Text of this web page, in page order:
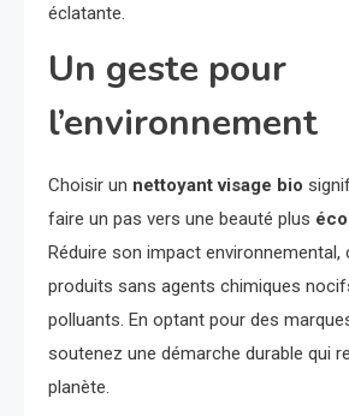
éclatante.
Un geste pour
l’environnement
Choisir un nettoyant visage bio
faire un pas vers une beauté plus
Réduire son impact environnemental,
produits sans agents chimiques
polluants. En optant pour des
soutenez une démarche durable qui
planète.